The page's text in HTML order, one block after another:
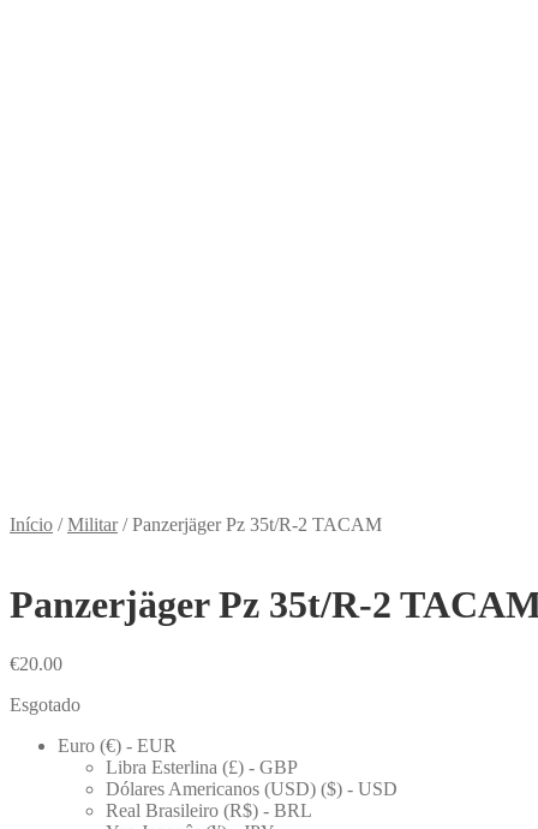
Início /Militar/Panzerjäger Pz 35t/R-2 TACAM
Panzerjäger Pz 35t/R-2
€20.00
Esgotado
Euro (€) - EUR
Libra Esterlina (£) - GBP
Dólares Americanos (USD) ($) - USD
Real Brasileiro (R$) - BRL